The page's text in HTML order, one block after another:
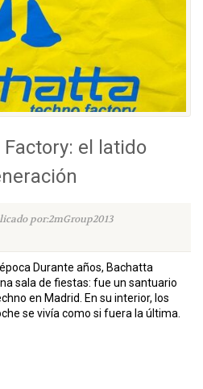
el latido
por:2mGroup2013
Durante años, Bachatta
sala de fiestas: fue un santuario
en Madrid. En su interior, los
se vivía como si fuera la última.